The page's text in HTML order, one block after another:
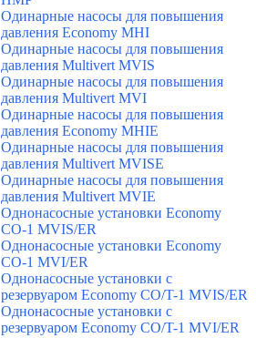
Одинарные насосы для повышения
давления Economy MHI
Одинарные насосы для повышения
давления Multivert MVIS
Одинарные насосы для повышения
давления Multivert MVI
Одинарные насосы для повышения
давления Economy MHIE
Одинарные насосы для повышения
давления Multivert MVISE
Одинарные насосы для повышения
давления Multivert MVIE
Однонасосные установки Economy
CO-1 MVIS/ER
Однонасосные установки Economy
CO-1 MVI/ER
Однонасосные установки с
резервуаром Economy CO/T-1 MVIS/ER
Однонасосные установки с
резервуаром Economy CO/T-1 MVI/ER